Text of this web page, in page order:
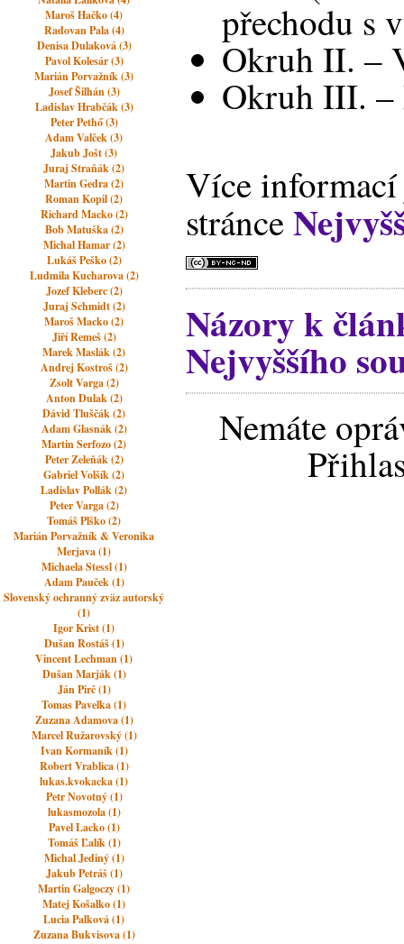
Maroš Hačko (4)
Radovan Pala (4)
Denisa Dulaková (3)
Pavol Kolesár (3)
Marián Porvažník (3)
Josef Šilhán (3)
Ladislav Hrabčák (3)
Peter Pethő (3)
Adam Valček (3)
Jakub Jošt (3)
Juraj Straňák (2)
Martin Gedra (2)
Roman Kopil (2)
Richard Macko (2)
Bob Matuška (2)
Michal Hamar (2)
Lukáš Peško (2)
Ludmila Kucharova (2)
Jozef Kleberc (2)
Juraj Schmidt (2)
Maroš Macko (2)
Jiří Remeš (2)
Marek Maslák (2)
Andrej Kostroš (2)
Zsolt Varga (2)
Anton Dulak (2)
Dávid Tluščák (2)
Adam Glasnák (2)
Martin Serfozo (2)
Peter Zeleňák (2)
Gabriel Volšík (2)
Ladislav Pollák (2)
Peter Varga (2)
Tomáš Plško (2)
Marián Porvažník & Veronika
Merjava (1)
Michaela Stessl (1)
Adam Pauček (1)
Slovenský ochranný zväz autorský
(1)
Igor Krist (1)
Dušan Rostáš (1)
Vincent Lechman (1)
Dušan Marják (1)
Ján Pirč (1)
Tomas Pavelka (1)
Zuzana Adamova (1)
Marcel Ružarovský (1)
Ivan Kormaník (1)
Robert Vrablica (1)
lukas.kvokacka (1)
Petr Novotný (1)
lukasmozola (1)
Pavel Lacko (1)
Tomáš Ľalík (1)
Michal Jediný (1)
Jakub Petráš (1)
Martin Galgoczy (1)
Matej Košalko (1)
Lucia Palková (1)
Zuzana Bukvisova (1)
přechodu s
Okruh II. –
Okruh III. –
Více
stránce
Názory k
Nejvyššího
Nemáte